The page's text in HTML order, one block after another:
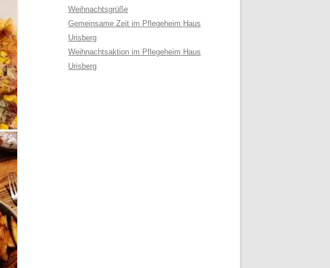
Weihnachtsgrüße
Gemeinsame Zeit im Pflegeheim Haus
Urisberg
Weihnachtsaktion im Pflegeheim Haus
Urisberg